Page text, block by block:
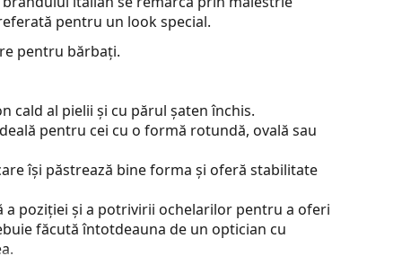
pentru un look special.
pentru bărbați.
cald al pielii și cu părul șaten închis.
pentru cei cu o formă rotundă, ovală sau
își păstrează bine forma și oferă stabilitate
poziției și a potrivirii ochelarilor pentru a oferi
făcută întotdeauna de un optician cu